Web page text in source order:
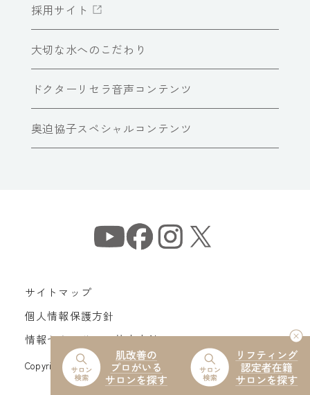
採用サイト
大切な水へのこだわり
ドクターリセラ音声コンテンツ
奥迫協子スペシャルコンテンツ
サイトマップ
個人情報保護方針
情報セキュリティ基本方針
Copyright© Dr Recella All Rights Reserved.